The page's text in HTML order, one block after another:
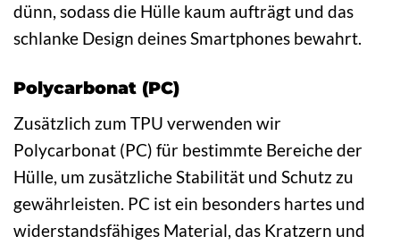
dünn, sodass die Hülle kaum aufträgt und das
schlanke Design deines Smartphones bewahrt.
Polycarbonat (PC)
Zusätzlich zum TPU verwenden wir
Polycarbonat (PC) für bestimmte Bereiche der
Hülle, um zusätzliche Stabilität und Schutz zu
gewährleisten. PC ist ein besonders hartes und
widerstandsfähiges Material, das Kratzern und